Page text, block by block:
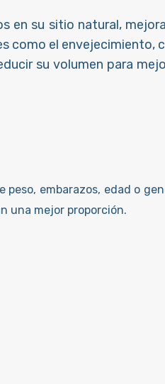
en su sitio natural,
como el envejecimiento,
su volumen para
embarazos, edad o
una mejor proporción.